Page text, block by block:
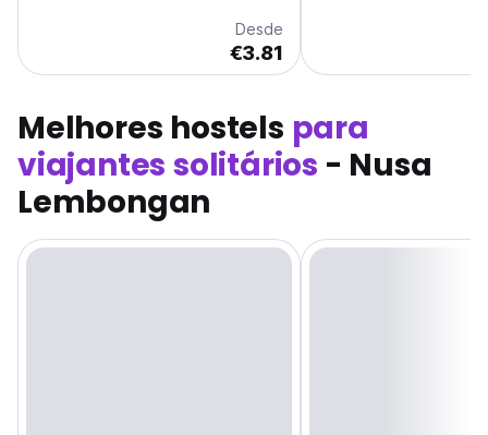
Desde
€3.81
Melhores hostels para
viajantes solitários - Nusa
Lembongan